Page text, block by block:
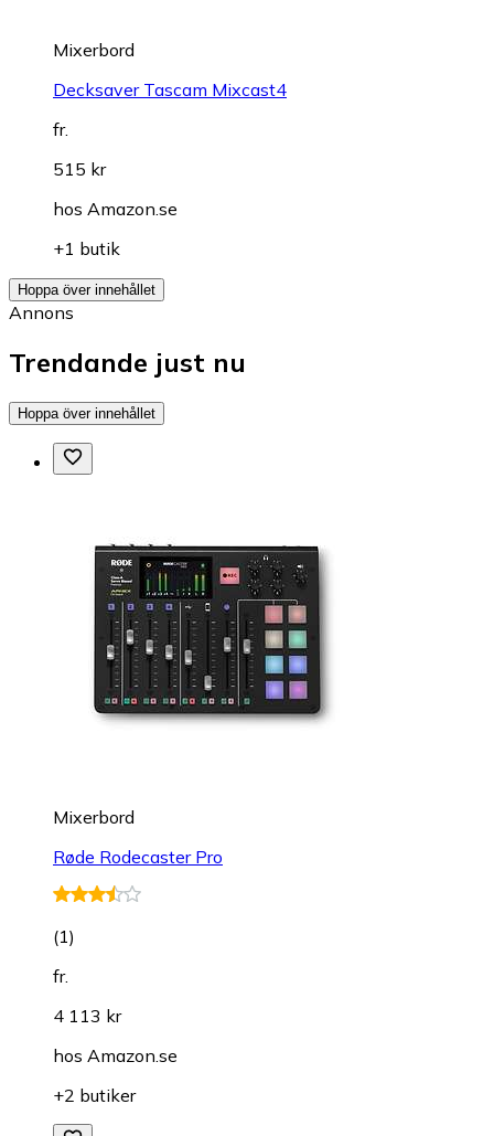
Mixerbord
Decksaver Tascam Mixcast4
fr.
515 kr
hos Amazon.se
+1 butik
Hoppa över innehållet
Annons
Trendande just nu
Hoppa över innehållet
Mixerbord
Røde Rodecaster Pro
(1)
fr.
4 113 kr
hos Amazon.se
+2 butiker